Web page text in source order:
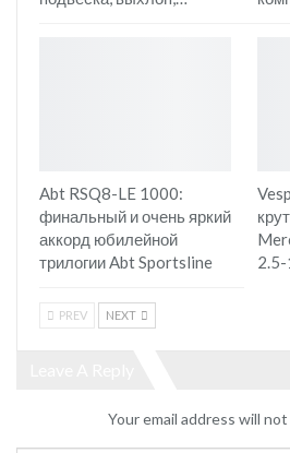
Abt RSQ8-LE 1000:
финальный и очень яркий
аккорд юбилейной
трилогии Abt Sportsline
PREV NEXT
Your email address will